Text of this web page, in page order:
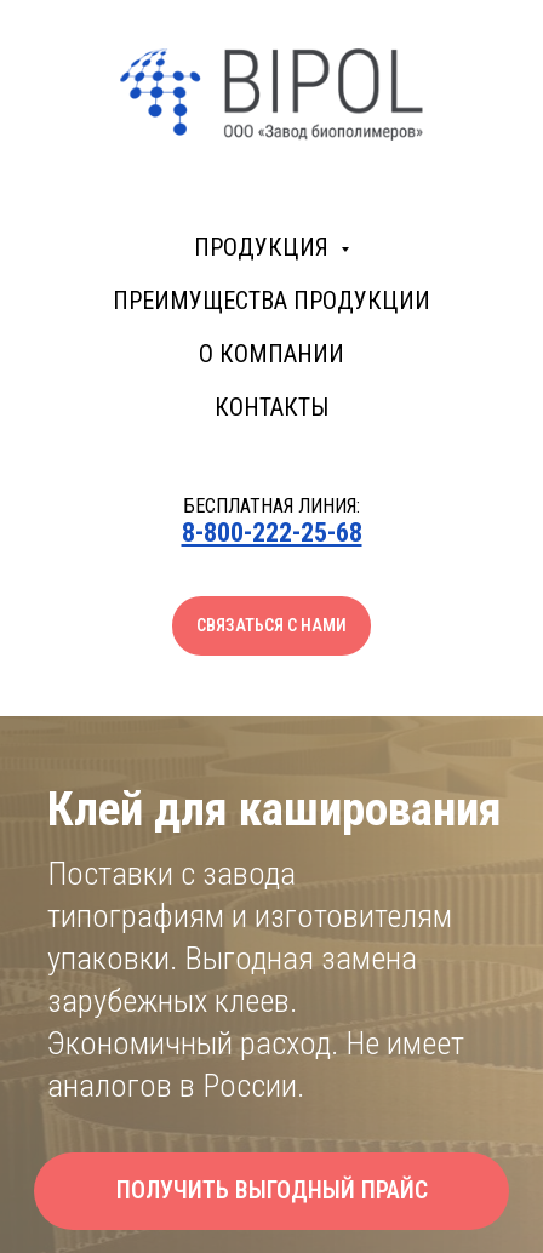
ПРОДУКЦИЯ
ПРЕИМУЩЕСТВА ПРОДУКЦИИ
О КОМПАНИИ
КОНТАКТЫ
БЕСПЛАТНАЯ ЛИНИЯ:
8-800-222-25-68
СВЯЗАТЬСЯ С НАМИ
Поставки с завода
типографиям и изготовителям
зарубежных клеев.